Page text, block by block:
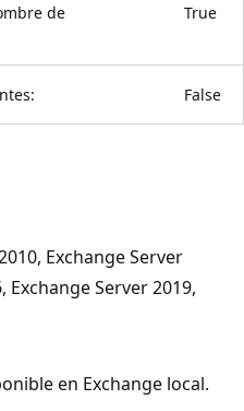
de
True
False
Exchange Server
Exchange Server 2019,
en Exchange local.